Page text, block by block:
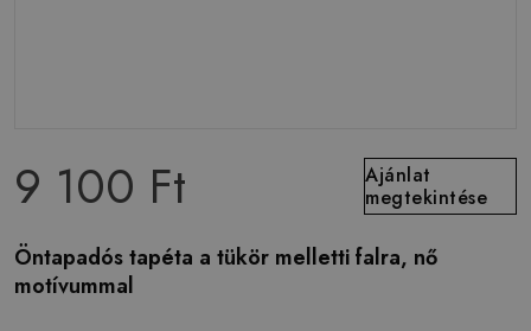
9 100 Ft
Ajánlat
megtekintése
Öntapadós tapéta a tükör melletti falra, nő
motívummal